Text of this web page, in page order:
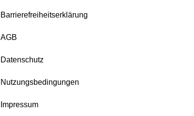
Barrierefreiheitserklärung
AGB
Datenschutz
Nutzungsbedingungen
Impressum